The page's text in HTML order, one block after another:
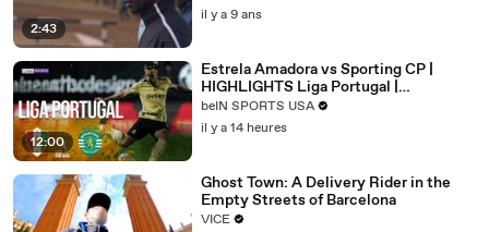
2:43
il y a 9 ans
12:00
Estrela Amadora vs Sporting CP |
HIGHLIGHTS Liga Portugal |
08/08/2026 | beIN SPORTS USA
beIN SPORTS USA
il y a 14 heures
Ghost Town: A Delivery Rider in the
Empty Streets of Barcelona
VICE